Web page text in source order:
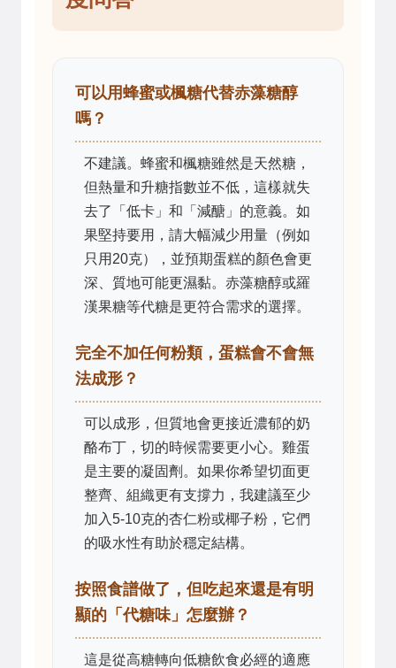
可以用蜂蜜或楓糖代替赤藻糖醇
嗎？
不建議。蜂蜜和楓糖雖然是天然糖，
但熱量和升糖指數並不低，這樣就失
去了「低卡」和「減醣」的意義。如
果堅持要用，請大幅減少用量（例如
只用20克），並預期蛋糕的顏色會更
深、質地可能更濕黏。赤藻糖醇或羅
漢果糖等代糖是更符合需求的選擇。
完全不加任何粉類，蛋糕會不會無
法成形？
可以成形，但質地會更接近濃郁的奶
酪布丁，切的時候需要更小心。雞蛋
是主要的凝固劑。如果你希望切面更
整齊、組織更有支撐力，我建議至少
加入5-10克的杏仁粉或椰子粉，它們
的吸水性有助於穩定結構。
按照食譜做了，但吃起來還是有明
顯的「代糖味」怎麼辦？
這是從高糖轉向低糖飲食必經的適應